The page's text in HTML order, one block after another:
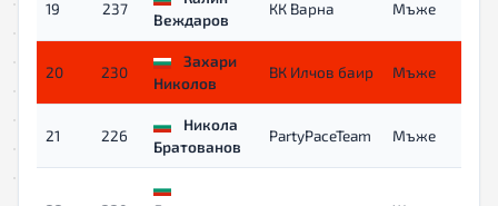
19 237
Веждаров
КК Варна Мъже
20 230
Захари
Николов
ВК Илчов баир Мъже
21 226
Никола
Братованов
PartyPaceTeam Мъже